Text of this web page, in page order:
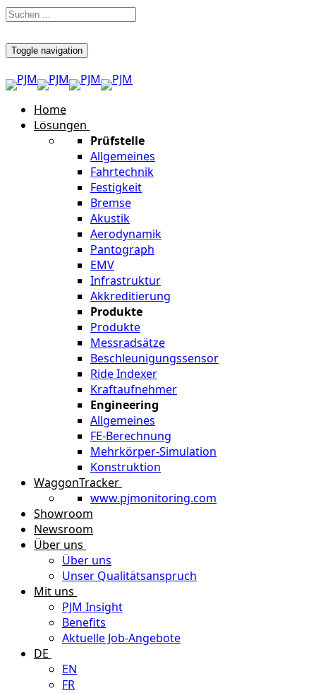
Toggle navigation
Home
Lösungen
Prüfstelle
Allgemeines
Fahrtechnik
Festigkeit
Bremse
Akustik
Aerodynamik
Pantograph
EMV
Infrastruktur
Akkreditierung
Produkte
Produkte
Messradsätze
Beschleunigungssensor
Ride Indexer
Kraftaufnehmer
Engineering
Allgemeines
FE-Berechnung
Mehrkörper-Simulation
Konstruktion
WaggonTracker
www.pjmonitoring.com
Showroom
Newsroom
Über uns
Über uns
Unser Qualitätsanspruch
Mit uns
PJM Insight
Benefits
Aktuelle Job-Angebote
DE
EN
FR